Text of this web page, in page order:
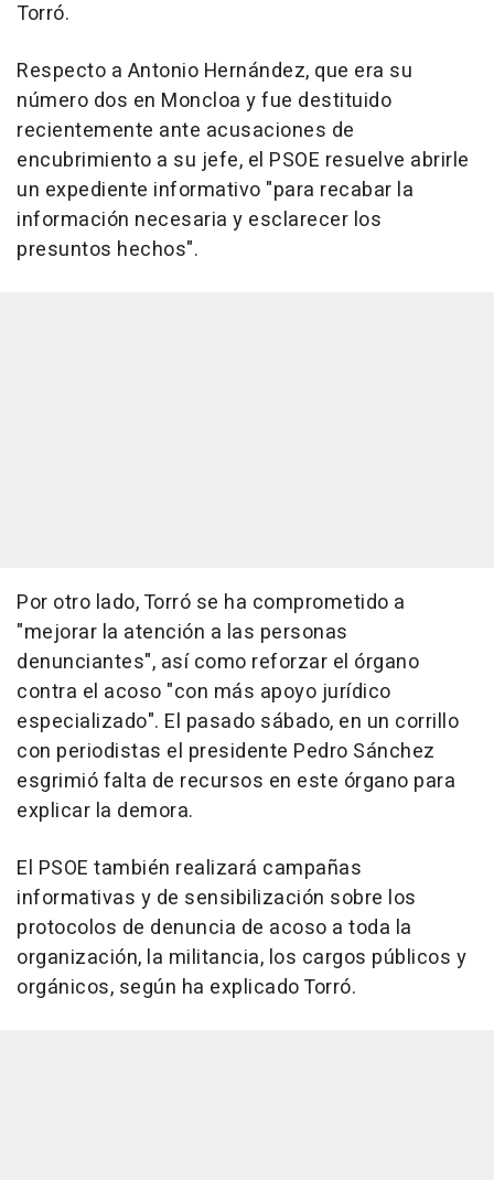
Torró.
Respecto a Antonio Hernández, que era su
número dos en Moncloa y fue destituido
recientemente ante acusaciones de
encubrimiento a su jefe, el PSOE resuelve abrirle
un expediente informativo "para recabar la
información necesaria y esclarecer los
presuntos hechos".
Por otro lado, Torró se ha comprometido a
"mejorar la atención a las personas
denunciantes", así como reforzar el órgano
contra el acoso "con más apoyo jurídico
especializado". El pasado sábado, en un corrillo
con periodistas el presidente Pedro Sánchez
esgrimió falta de recursos en este órgano para
explicar la demora.
El PSOE también realizará campañas
informativas y de sensibilización sobre los
protocolos de denuncia de acoso a toda la
organización, la militancia, los cargos públicos y
orgánicos, según ha explicado Torró.